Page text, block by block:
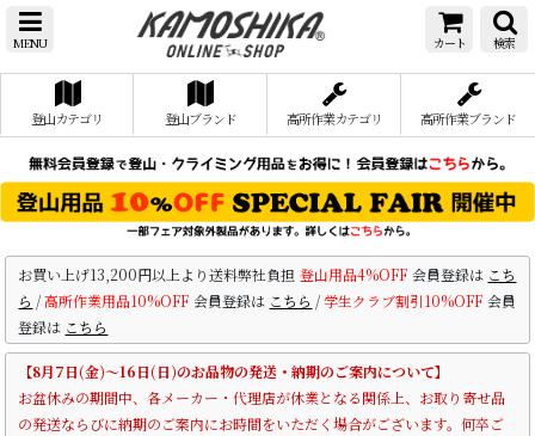
MENU カート 検索
登山カテゴリ 登山ブランド 高所作業カテゴリ 高所作業ブランド
お買い上げ13,200円以上より送料弊社負担 登山用品4%OFF 会員登録は こち
ら /高所作業用品10%OFF 会員登録は こちら /学生クラブ割引10%OFF 会員
登録は こちら
【8月7日(金)～16日(日)のお品物の発送・納期のご案内について】
お盆休みの期間中、各メーカー・代理店が休業となる関係上、お取り寄せ品
の発送ならびに納期のご案内にお時間をいただく場合がございます。何卒ご